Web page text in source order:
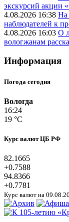
экскурсий акции
4.08.2026 16:38 На
наблюдателей к
4.08.2026 16:03 О
вологжанам
Информация
Погода сегодня
Вологда
16:24
19 °C
Курс валют ЦБ РФ
82.1665
+0.7588
94.8366
+0.7781
Курс валют на